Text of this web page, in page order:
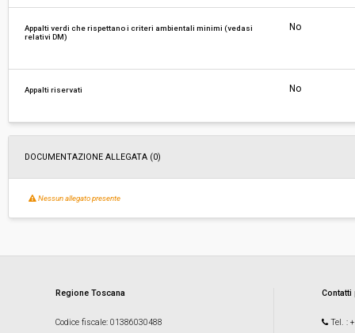
Appalti verdi che rispettano i criteri ambientali minimi (vedasi
relativi DM)
No
Appalti riservati No
DOCUMENTAZIONE ALLEGATA (0)
Nessun allegato presente
Regione Toscana
Codice fiscale: 01386030488 Tel. :